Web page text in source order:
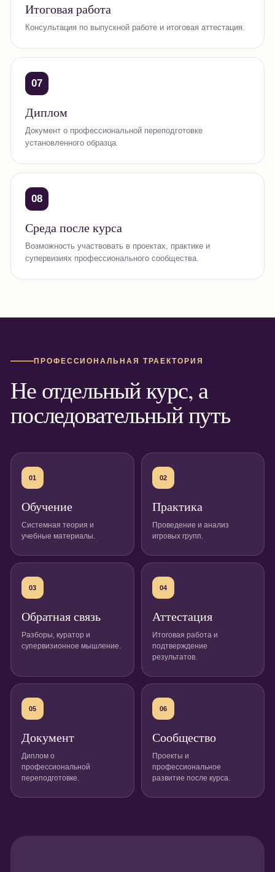
Итоговая работа
Консультация по выпускной работе и итоговая аттестация.
07
Диплом
Документ о профессиональной переподготовке
установленного образца.
08
Среда после курса
Возможность участвовать в проектах, практике и
супервизиях профессионального сообщества.
ПРОФЕССИОНАЛЬНАЯ ТРАЕКТОРИЯ
Не отдельный курс, а
последовательный путь
01
Обучение
Системная теория и
учебные материалы.
02
Практика
Проведение и анализ
игровых групп.
03
Обратная связь
Разборы, куратор и
супервизионное мышление.
04
Аттестация
Итоговая работа и
подтверждение
результатов.
05
Документ
Диплом о
профессиональной
переподготовке.
06
Сообщество
Проекты и
профессиональное
развитие после курса.